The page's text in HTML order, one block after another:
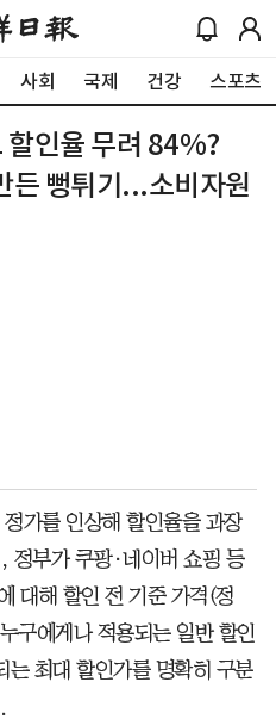
사회 국제 건강 스포츠
할인율 무려 84%?
든 뻥튀기...소비자원
가를 인상해 할인율을 과장
정부가 쿠팡·네이버 쇼핑 등
대해 할인 전 기준 가격(정
구에게나 적용되는 일반 할인
는 최대 할인가를 명확히 구분